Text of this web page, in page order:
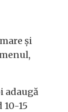
și
adaugă
15